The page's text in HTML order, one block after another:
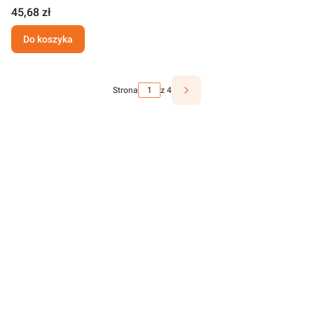
45,68 zł
Do koszyka
Strona z 4